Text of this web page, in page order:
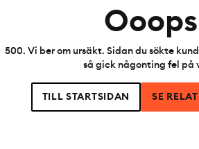
500. Vi ber om ursäkt. Sidan du sökte
så gick någonting fel på
TILL STARTSIDAN SE